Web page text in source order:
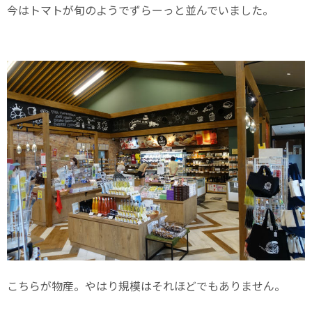
今はトマトが旬のようでずらーっと並んでいました。
こちらが物産。やはり規模はそれほどでもありません。